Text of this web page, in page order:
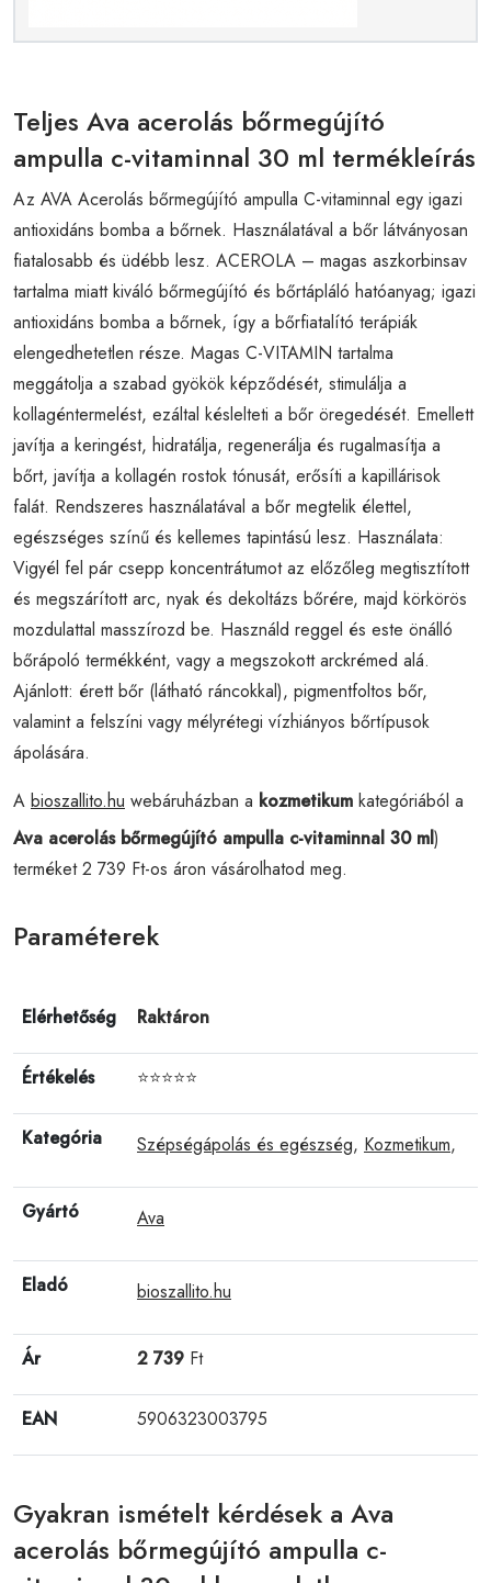
Teljes Ava acerolás bőrmegújító
ampulla c-vitaminnal 30 ml termékleírás
Az AVA Acerolás bőrmegújító ampulla C-vitaminnal egy igazi
antioxidáns bomba a bőrnek. Használatával a bőr látványosan
fiatalosabb és üdébb lesz. ACEROLA – magas aszkorbinsav
tartalma miatt kiváló bőrmegújító és bőrtápláló hatóanyag; igazi
antioxidáns bomba a bőrnek, így a bőrfiatalító terápiák
elengedhetetlen része. Magas C-VITAMIN tartalma
meggátolja a szabad gyökök képződését, stimulálja a
kollagéntermelést, ezáltal késlelteti a bőr öregedését. Emellett
javítja a keringést, hidratálja, regenerálja és rugalmasítja a
bőrt, javítja a kollagén rostok tónusát, erősíti a kapillárisok
falát. Rendszeres használatával a bőr megtelik élettel,
egészséges színű és kellemes tapintású lesz. Használata:
Vigyél fel pár csepp koncentrátumot az előzőleg megtisztított
és megszárított arc, nyak és dekoltázs bőrére, majd körkörös
mozdulattal masszírozd be. Használd reggel és este önálló
bőrápoló termékként, vagy a megszokott arckrémed alá.
Ajánlott: érett bőr (látható ráncokkal), pigmentfoltos bőr,
valamint a felszíni vagy mélyrétegi vízhiányos bőrtípusok
ápolására.
A bioszallito.hu webáruházban a kozmetikum kategóriából a
Ava acerolás bőrmegújító ampulla c-vitaminnal 30 ml)
terméket 2 739 Ft-os áron vásárolhatod meg.
Paraméterek
Elérhetőség Raktáron
Értékelés ⭐⭐⭐⭐⭐
Kategória Szépségápolás és egészség, Kozmetikum,
Gyártó Ava
Eladó bioszallito.hu
Ár 2 739 Ft
EAN 5906323003795
Gyakran ismételt kérdések a Ava
acerolás bőrmegújító ampulla c-